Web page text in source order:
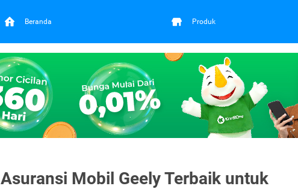
Beranda Produk
Asuransi Mobil Geely Terbaik untuk